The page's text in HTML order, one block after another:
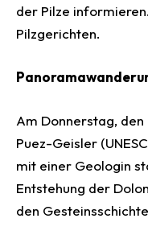
der Pilze
Pilzgerichten.
Am Donnerstag,
Puez-Geisler
mit einer Geologin
Entstehung der
den